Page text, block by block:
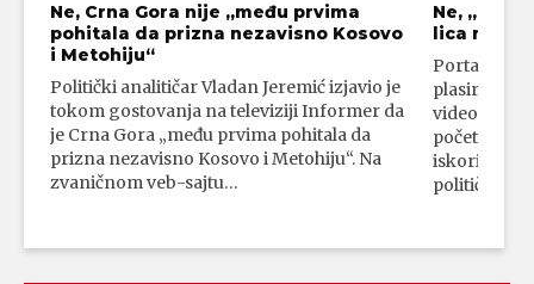
Ne, Crna Gora nije „među prvima
pohitala da prizna nezavisno Kosovo
i Metohiju“
Politički analitičar Vladan Jeremić izjavio je
tokom gostovanja na televiziji Informer da
je Crna Gora „među prvima pohitala da
prizna nezavisno Kosovo i Metohiju“. Na
zvaničnom veb-sajtu…
Ne,
lica
Portal 24
plasirali su
video-
početka
iskorišćava
političkim